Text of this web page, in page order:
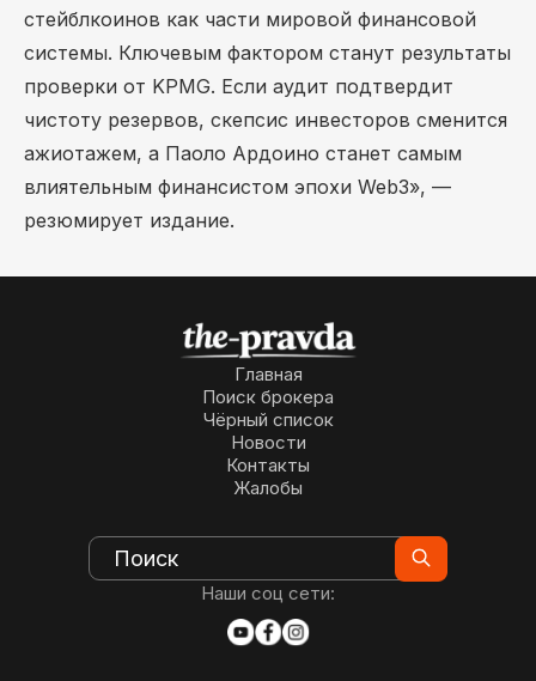
стейблкоинов как части мировой финансовой
системы. Ключевым фактором станут результаты
проверки от KPMG. Если аудит подтвердит
чистоту резервов, скепсис инвесторов сменится
ажиотажем, а Паоло Ардоино станет самым
влиятельным финансистом эпохи Web3», —
резюмирует издание.
Главная
Поиск брокера
Чёрный список
Новости
Контакты
Жалобы
Наши соц сети: